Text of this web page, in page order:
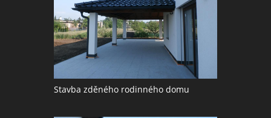
Stavba zděného rodinného domu